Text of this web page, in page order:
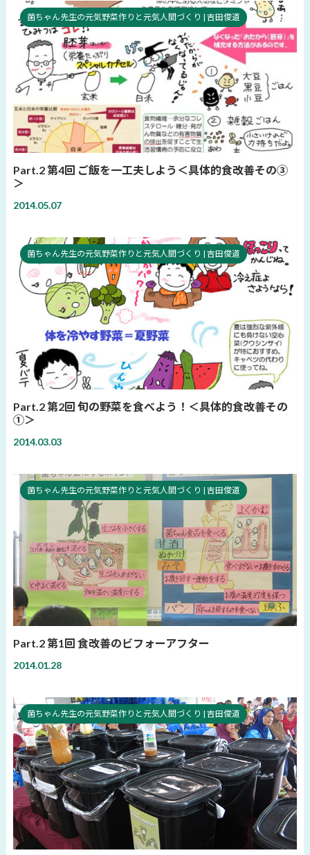
菌ちゃん先生の元気野菜作りと元気人間づくり | 吉田俊道
Part.2 第4回 ご飯を一工夫しよう＜具体的食改善その③
＞
2014.05.07
菌ちゃん先生の元気野菜作りと元気人間づくり | 吉田俊道
Part.2 第2回 旬の野菜を食べよう！＜具体的食改善その
①＞
2014.03.03
菌ちゃん先生の元気野菜作りと元気人間づくり | 吉田俊道
Part.2 第1回 食改善のビフォーアフター
2014.01.28
菌ちゃん先生の元気野菜作りと元気人間づくり | 吉田俊道